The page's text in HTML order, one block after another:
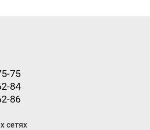
75
84
86
сетях